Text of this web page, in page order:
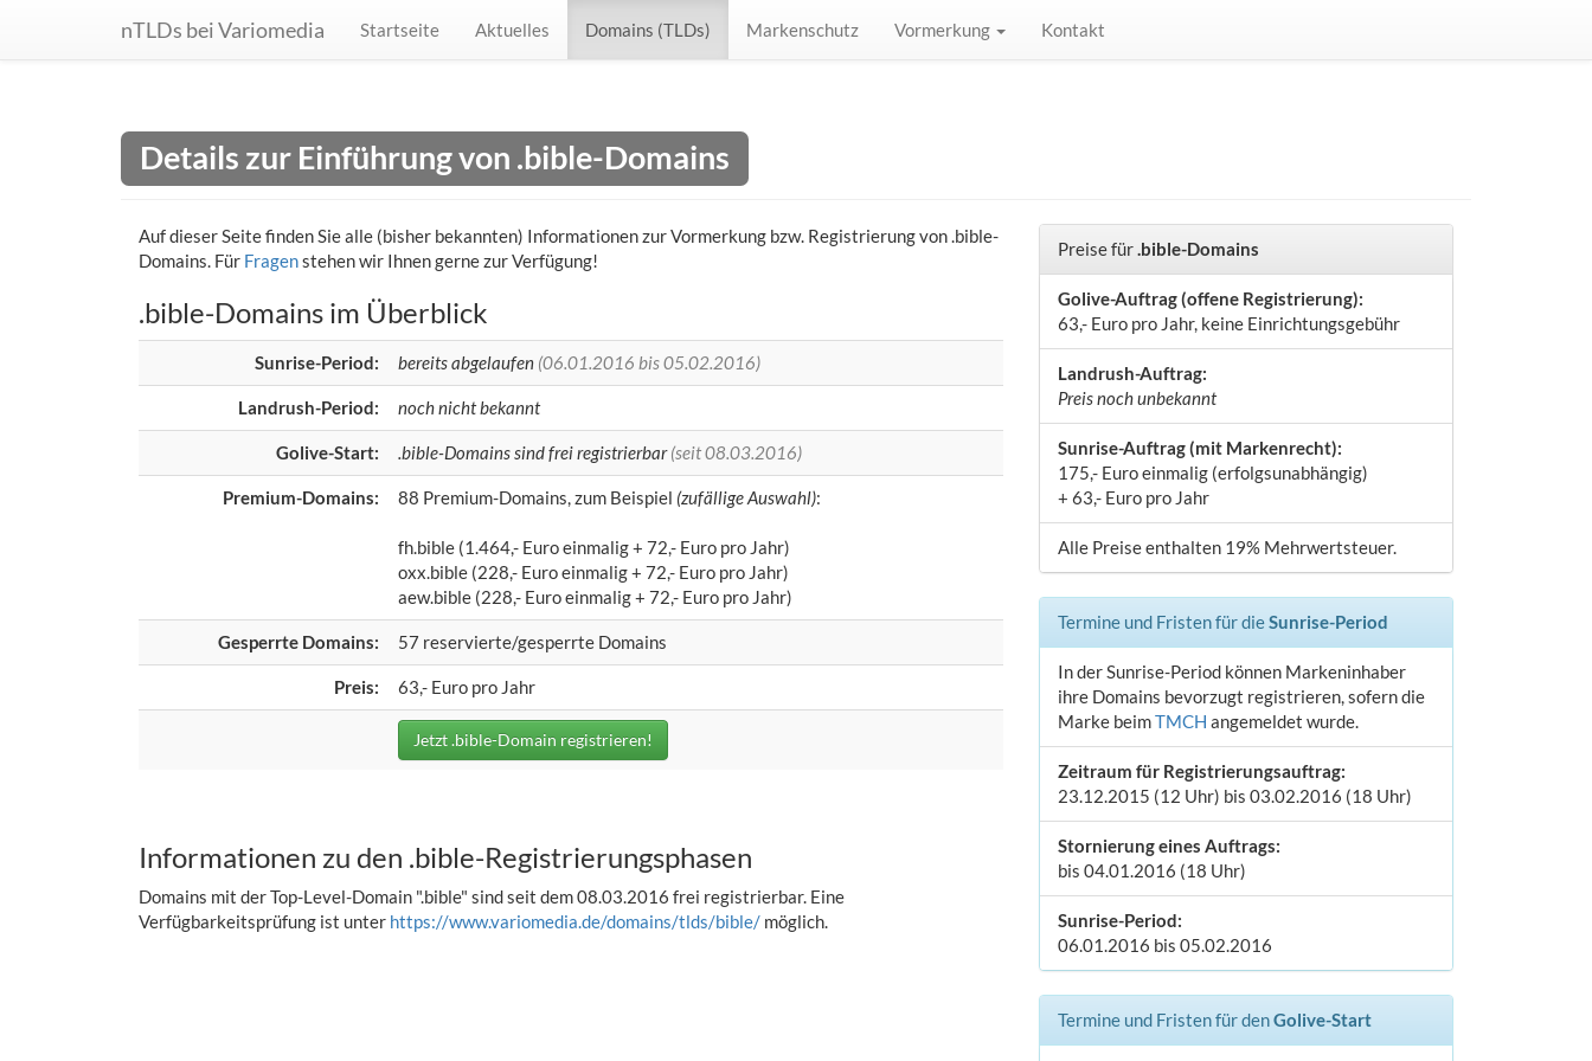
nTLDs bei Variomedia Startseite Aktuelles Domains (TLDs) Markenschutz Vormerkung Kontakt
Details zur Einführung von .bible-Domains
Auf dieser Seite finden Sie alle (bisher bekannten) Informationen zur Vormerkung bzw. Registrierung von .bible-
Domains. Für Fragenstehen wir Ihnen gerne zur Verfügung!
.bible-Domains im Überblick
Sunrise-Period: bereits abgelaufen (06.01.2016 bis 05.02.2016)
Landrush-Period: noch nicht bekannt
Golive-Start: .bible-Domains sind frei registrierbar(seit 08.03.2016)
Premium-Domains: 88 Premium-Domains, zum Beispiel (zufällige Auswahl):
fh.bible (1.464,- Euro einmalig + 72,- Euro pro Jahr)
oxx.bible (228,- Euro einmalig + 72,- Euro pro Jahr)
aew.bible (228,- Euro einmalig + 72,- Euro pro Jahr)
Gesperrte Domains: 57 reservierte/gesperrte Domains
Preis: 63,- Euro pro Jahr
Jetzt .bible-Domain registrieren!
Informationen zu den .bible-Registrierungsphasen
Domains mit der Top-Level-Domain ".bible" sind seit dem 08.03.2016 frei registrierbar. Eine
Verfügbarkeitsprüfung ist unter https://www.variomedia.de/domains/tlds/bible/ möglich.
Preise für.bible-Domains
Golive-Auftrag (offene Registrierung):
63,- Euro pro Jahr, keine Einrichtungsgebühr
Landrush-Auftrag:
Preis noch unbekannt
Sunrise-Auftrag (mit Markenrecht):
175,- Euro einmalig (erfolgsunabhängig)
+ 63,- Euro pro Jahr
Alle Preise enthalten 19% Mehrwertsteuer.
Termine und Fristen für dieSunrise-Period
In der Sunrise-Period können Markeninhaber
ihre Domains bevorzugt registrieren, sofern die
Marke beimTMCH angemeldet wurde.
Zeitraum für Registrierungsauftrag:
23.12.2015 (12 Uhr) bis 03.02.2016 (18 Uhr)
Stornierung eines Auftrags:
bis 04.01.2016 (18 Uhr)
Sunrise-Period:
06.01.2016 bis 05.02.2016
Termine und Fristen für denGolive-Start